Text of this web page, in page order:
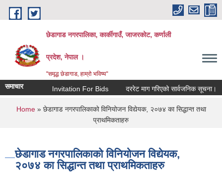
Skip to main content
छेडागाड नगरपालिका, कार्कीगाउँ, जाजरकाेट, कर्णाली
प्रदेश, नेपाल ।
"समृद्ध छेडागाड, हाम्रो भविष्य"
समाचार Invitation For Bids दररेट माग गरिएको सार्वजनिक सूचना।
You are here
Home» छेडागाड नगरपालिकाको विनियोजन विद्येयक, २०७४ का सिद्धान्‍त तथा
प्राथमिकताहरु
छेडागाड नगरपालिकाको विनियोजन विद्येयक,
२०७४ का सिद्धान्‍त तथा प्राथमिकताहरु